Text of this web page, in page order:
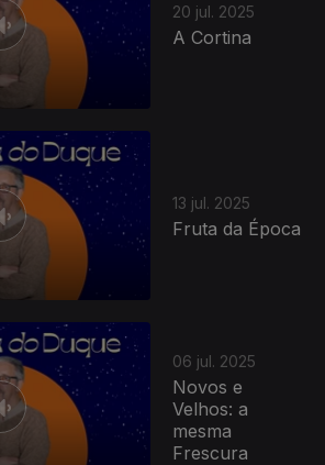
20 jul. 2025
A Cortina
13 jul. 2025
Fruta da Época
06 jul. 2025
Novos e
Velhos: a
mesma
Frescura